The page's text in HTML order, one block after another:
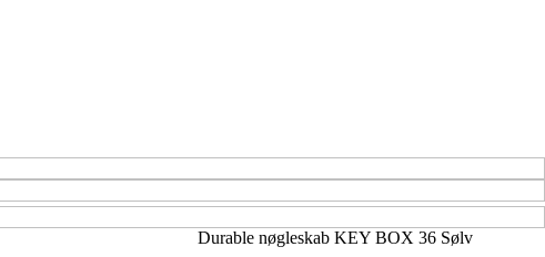
Durable nøgleskab KEY BOX 36 Sølv